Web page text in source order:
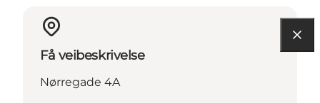
Få veibeskrivelse
Nørregade 4A